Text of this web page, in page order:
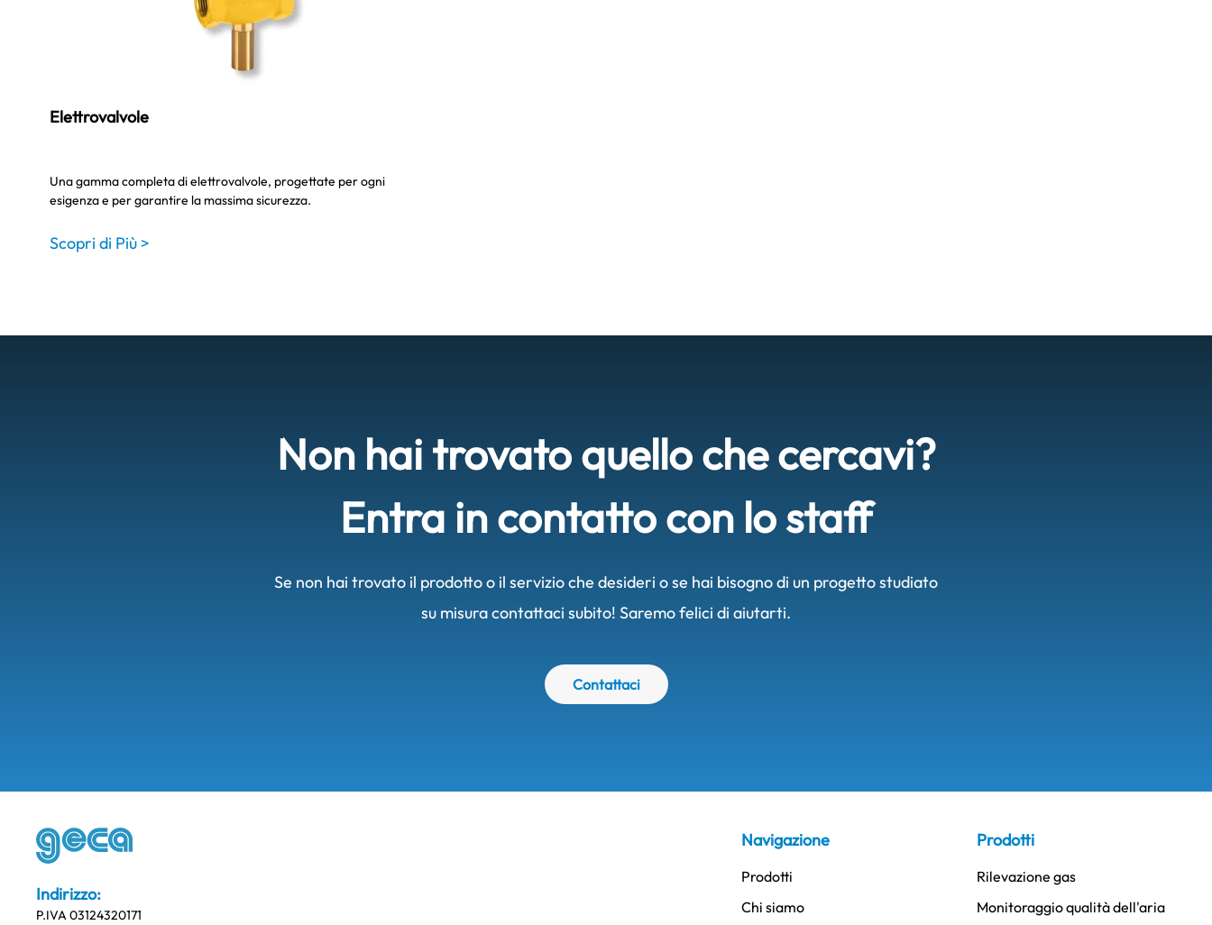
Elettrovalvole
Una gamma completa di elettrovalvole, progettate per ogni
esigenza e per garantire la massima sicurezza.
Scopri di Più >
Non hai trovato quello che cercavi?
Entra in contatto con lo staff
Se non hai trovato il prodotto o il servizio che desideri o se hai bisogno di un progetto studiato
su misura contattaci subito! Saremo felici di aiutarti.
Contattaci
Indirizzo:
P.IVA 03124320171
Navigazione
Prodotti
Chi siamo
Prodotti
Rilevazione gas
Monitoraggio qualità dell'aria